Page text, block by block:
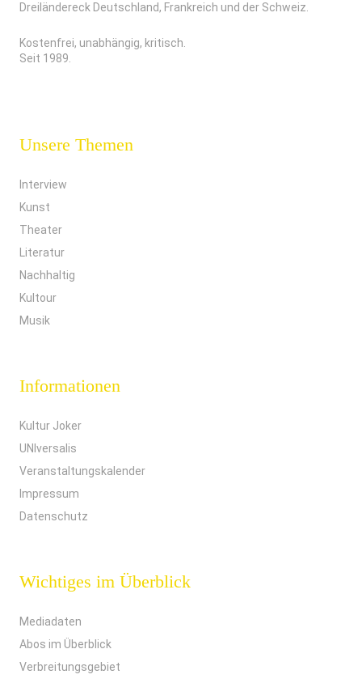
Dreiländereck Deutschland, Frankreich und der Schweiz.
Kostenfrei, unabhängig, kritisch.
Seit 1989.
Unsere Themen
Interview
Kunst
Theater
Literatur
Nachhaltig
Kultour
Musik
Informationen
Kultur Joker
UNIversalis
Veranstaltungskalender
Impressum
Datenschutz
Wichtiges im Überblick
Mediadaten
Abos im Überblick
Verbreitungsgebiet